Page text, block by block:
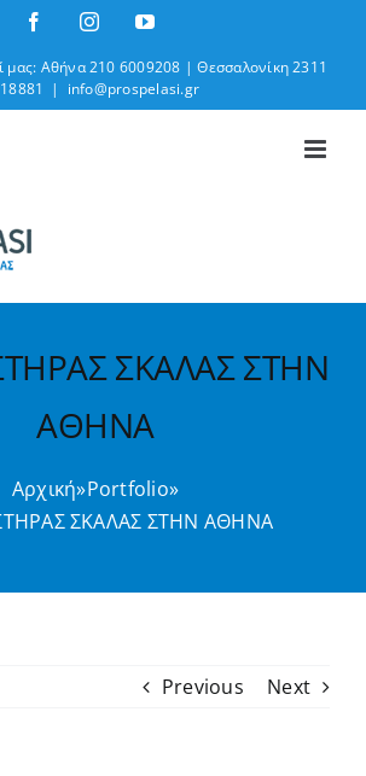
FacebookInstagramYouTube
μας: Αθήνα 210 6009208 | Θεσσαλονίκη 2311
| info@prospelasi.gr
ΣΚΑΛΑΣ ΣΤΗΝ
ΑΘΗΝΑ
Αρχική»Portfolio»
ΣΚΑΛΑΣ ΣΤΗΝ ΑΘΗΝΑ
Previous Next